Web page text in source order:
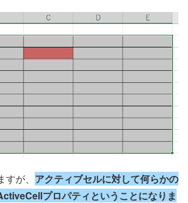
が、 アクティブセルに対して何らかの
プロパティということになりま